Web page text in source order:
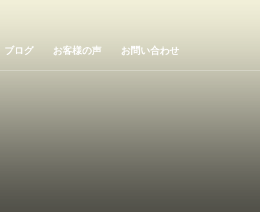
ブログ お客様の声 お問い合わせ